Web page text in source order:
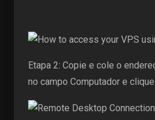
Etapa 2: Copie e cole o
no campo Computador e